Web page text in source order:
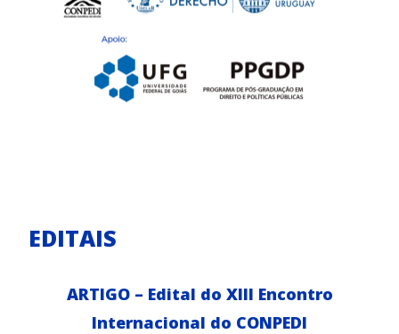
EDITAIS
ARTIGO – Edital do XIII Encontro
Internacional do CONPEDI